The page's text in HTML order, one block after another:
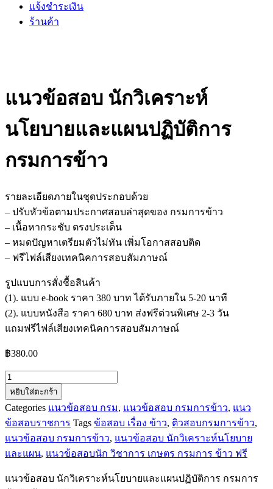
แจ้งชำระเงิน
ร้านค้า
แนวข้อสอบ นักวิเคราะห์
นโยบายและแผนปฏิบัติการ
กรมการข้าว
รายละเอียดภายในชุดประกอบด้วย
– ปรับหัวข้อตามประกาศสอบล่าสุดของ กรมการข้าว
– เนื้อหากระชับ ตรงประเด็น
– หมดปัญหาเตรียมตัวไม่ทัน เพิ่มโอกาสสอบติด
– ฟรีไฟล์เสียงเทคนิคการสอบสัมภาษณ์
รูปแบบการสั่งชื้อสินค้า
(1). แบบ e-book ราคา 380 บาท ได้รับภายใน 5-20 นาที
(2). แบบหนังสือ ราคา 680 บาท ส่งฟรีด่วนพิเศษ 2-3 วัน
แถมฟรีไฟล์เสียงเทคนิคการสอบสัมภาษณ์
฿380.00
จำนวน
แนว
ข้อสอบ
นัก
วิเคราะห์
นโยบาย
แผน
หยิบใส่ตะกร้า
Categories แนวข้อสอบ กรม, แนวข้อสอบ กรมการข้าว, แนว
ข้อสอบราชการ Tags ข้อสอบ เรื่อง ข้าว, ติวสอบกรมการข้าว,
แนวข้อสอบ กรมการข้าว, แนวข้อสอบ นักวิเคราะห์นโยบาย
และแผน, แนวข้อสอบนัก วิชาการ เกษตร กรมการ ข้าว ฟรี
แนวข้อสอบ นักวิเคราะห์นโยบายและแผนปฏิบัติการ กรมการ